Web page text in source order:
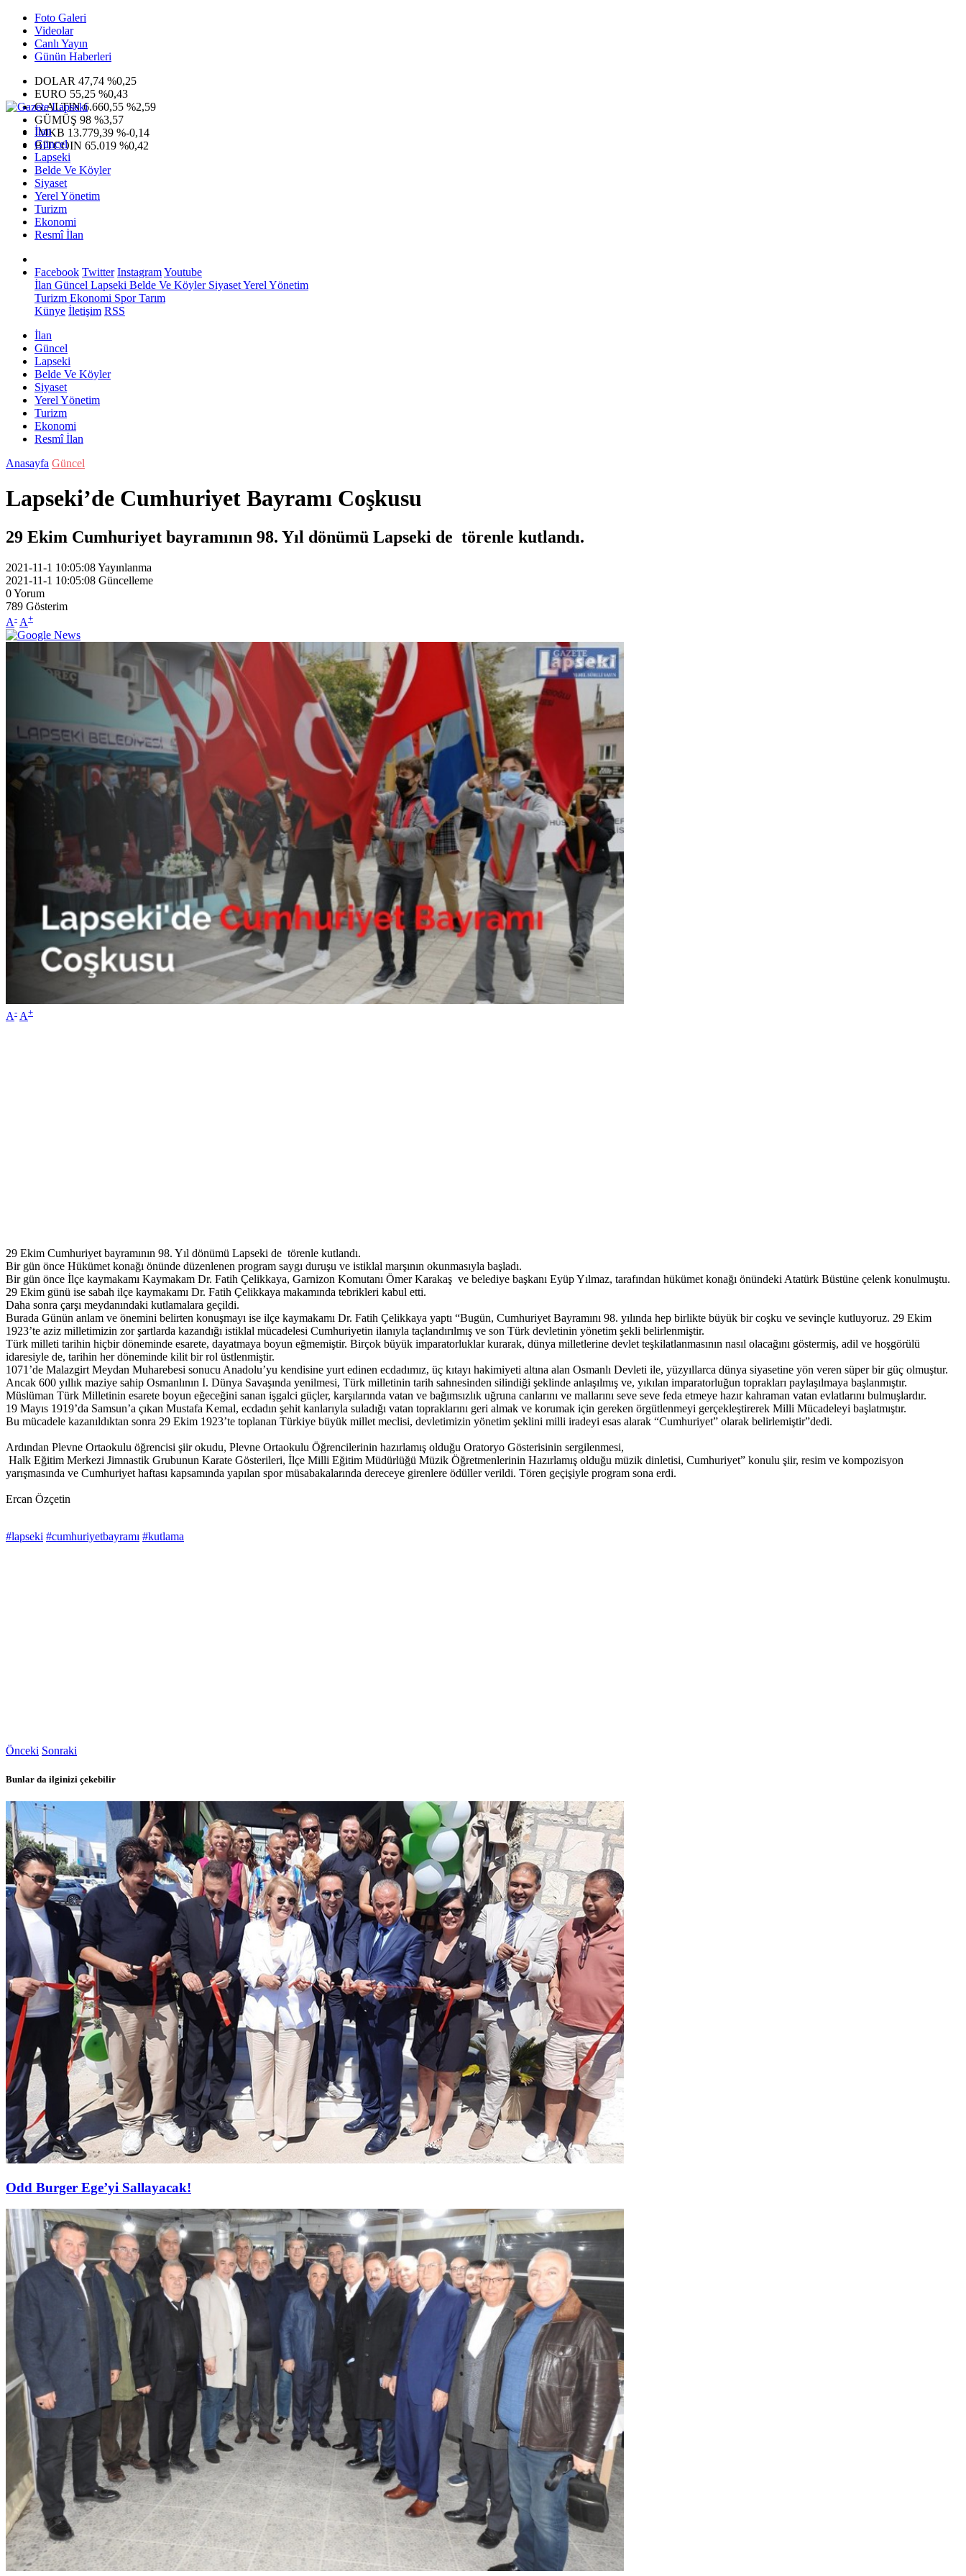
Foto Galeri
Videolar
Canlı Yayın
Günün Haberleri
DOLAR 47,74 %0,25
EURO 55,25 %0,43
G.ALTIN6.660,55 %2,59
GÜMÜŞ 98 %3,57
IMKB 13.779,39 %-0,14
BITCOIN 65.019 %0,42
İlan
Güncel
Lapseki
Belde Ve Köyler
Siyaset
Yerel Yönetim
Turizm
Ekonomi
Resmî İlan
Facebook Twitter InstagramYoutube
İlan Güncel Lapseki Belde Ve KöylerSiyasetYerel Yönetim
Turizm Ekonomi SporTarım
Künye İletişim RSS
İlan
Güncel
Lapseki
Belde Ve Köyler
Siyaset
Yerel Yönetim
Turizm
Ekonomi
Resmî İlan
Anasayfa Güncel
Lapseki’de Cumhuriyet Bayramı Coşkusu
29 Ekim Cumhuriyet bayramının 98. Yıl dönümü Lapseki de törenle kutlandı.
2021-11-1 10:05:08Yayınlanma
2021-11-1 10:05:08 Güncelleme
0Yorum
789 Gösterim
A- A+
A- A+
29 Ekim Cumhuriyet bayramının 98. Yıl dönümü Lapseki de törenle kutlandı.
Bir gün önce Hükümet konağı önünde düzenlenen program saygı duruşu ve istiklal marşının okunmasıyla başladı.
Bir gün önce İlçe kaymakamı Kaymakam Dr. Fatih Çelikkaya, Garnizon Komutanı Ömer Karakaş ve belediye başkanı Eyüp Yılmaz, tarafından hükümet konağı önündeki Atatürk Büstüne çelenk konulmuştu.
29 Ekim günü ise sabah ilçe kaymakamı Dr. Fatih Çelikkaya makamında tebrikleri kabul etti.
Daha sonra çarşı meydanındaki kutlamalara geçildi.
Burada Günün anlam ve önemini belirten konuşmayı ise ilçe kaymakamı Dr. Fatih Çelikkaya yaptı “Bugün, Cumhuriyet Bayramını 98. yılında hep birlikte büyük bir coşku ve sevinçle kutluyoruz. 29 Ekim
1923’te aziz milletimizin zor şartlarda kazandığı istiklal mücadelesi Cumhuriyetin ilanıyla taçlandırılmış ve son Türk devletinin yönetim şekli belirlenmiştir.
Türk milleti tarihin hiçbir döneminde esarete, dayatmaya boyun eğmemiştir. Birçok büyük imparatorluklar kurarak, dünya milletlerine devlet teşkilatlanmasının nasıl olacağını göstermiş, adil ve hoşgörülü
idaresiyle de, tarihin her döneminde kilit bir rol üstlenmiştir.
1071’de Malazgirt Meydan Muharebesi sonucu Anadolu’yu kendisine yurt edinen ecdadımız, üç kıtayı hakimiyeti altına alan Osmanlı Devleti ile, yüzyıllarca dünya siyasetine yön veren süper bir güç olmuştur.
Ancak 600 yıllık maziye sahip Osmanlının I. Dünya Savaşında yenilmesi, Türk milletinin tarih sahnesinden silindiği şeklinde anlaşılmış ve, yıkılan imparatorluğun toprakları paylaşılmaya başlanmıştır.
Müslüman Türk Milletinin esarete boyun eğeceğini sanan işgalci güçler, karşılarında vatan ve bağımsızlık uğruna canlarını ve mallarını seve seve feda etmeye hazır kahraman vatan evlatlarını bulmuşlardır.
19 Mayıs 1919’da Samsun’a çıkan Mustafa Kemal, ecdadın şehit kanlarıyla suladığı vatan topraklarını geri almak ve korumak için gereken örgütlenmeyi gerçekleştirerek Milli Mücadeleyi başlatmıştır.
Bu mücadele kazanıldıktan sonra 29 Ekim 1923’te toplanan Türkiye büyük millet meclisi, devletimizin yönetim şeklini milli iradeyi esas alarak “Cumhuriyet” olarak belirlemiştir”dedi.
Ardından Plevne Ortaokulu öğrencisi şiir okudu, Plevne Ortaokulu Öğrencilerinin hazırlamış olduğu Oratoryo Gösterisinin sergilenmesi,
Halk Eğitim Merkezi Jimnastik Grubunun Karate Gösterileri, İlçe Milli Eğitim Müdürlüğü Müzik Öğretmenlerinin Hazırlamış olduğu müzik dinletisi, Cumhuriyet” konulu şiir, resim ve kompozisyon
yarışmasında ve Cumhuriyet haftası kapsamında yapılan spor müsabakalarında dereceye girenlere ödüller verildi. Tören geçişiyle program sona erdi.
Ercan Özçetin
#lapseki #cumhuriyetbayramı #kutlama
Önceki Sonraki
Bunlar da ilginizi çekebilir
Odd Burger Ege’yi Sallayacak!